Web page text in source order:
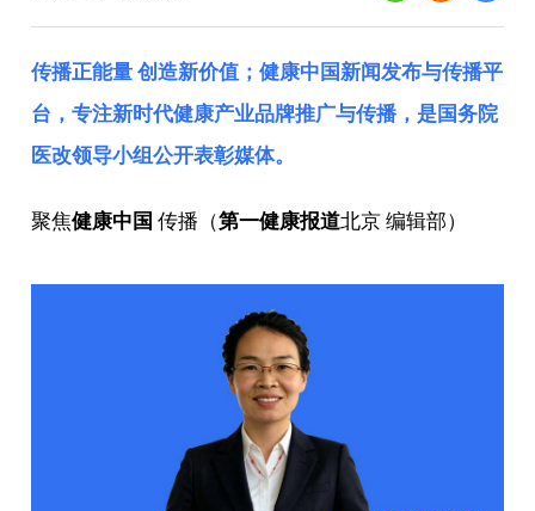
传播正能量 创造新价值；健康中国新闻发布与传播平
台，专注新时代健康产业品牌推广与传播，是国务院
医改领导小组公开表彰媒体。
聚焦健康中国 传播（第一健康报道北京 编辑部）